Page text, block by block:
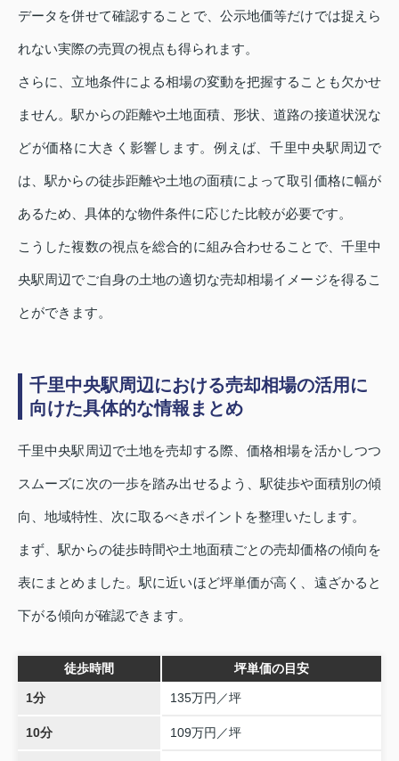
データを併せて確認することで、公示地価等だけでは捉えら
れない実際の売買の視点も得られます。
さらに、立地条件による相場の変動を把握することも欠かせ
ません。駅からの距離や土地面積、形状、道路の接道状況な
どが価格に大きく影響します。例えば、千里中央駅周辺で
は、駅からの徒歩距離や土地の面積によって取引価格に幅が
あるため、具体的な物件条件に応じた比較が必要です。
こうした複数の視点を総合的に組み合わせることで、千里中
央駅周辺でご自身の土地の適切な売却相場イメージを得るこ
とができます。
千里中央駅周辺における売却相場の活用に
向けた具体的な情報まとめ
千里中央駅周辺で土地を売却する際、価格相場を活かしつつ
スムーズに次の一歩を踏み出せるよう、駅徒歩や面積別の傾
向、地域特性、次に取るべきポイントを整理いたします。
まず、駅からの徒歩時間や土地面積ごとの売却価格の傾向を
表にまとめました。駅に近いほど坪単価が高く、遠ざかると
下がる傾向が確認できます。
徒歩時間 坪単価の目安
1分 135万円／坪
10分 109万円／坪